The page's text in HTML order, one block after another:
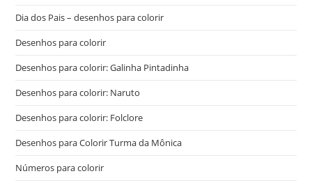
Dia dos Pais – desenhos para colorir
Desenhos para colorir
Desenhos para colorir: Galinha Pintadinha
Desenhos para colorir: Naruto
Desenhos para colorir: Folclore
Desenhos para Colorir Turma da Mônica
Números para colorir